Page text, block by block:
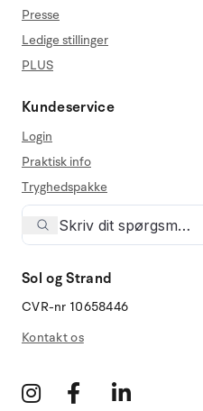
Presse
Ledige stillinger
PLUS
Kundeservice
Login
Praktisk info
Tryghedspakke
Sol og Strand
CVR-nr 10658446
Kontakt os